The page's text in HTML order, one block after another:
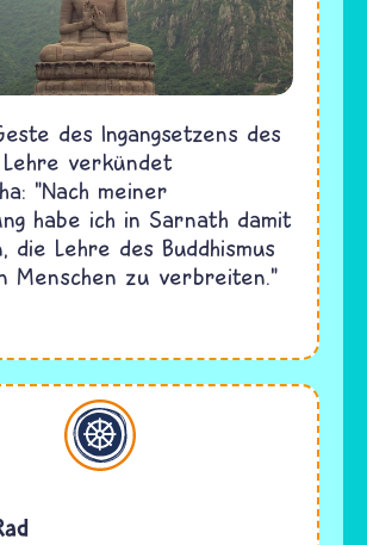
des Ingangsetzens des
Lehre verkündet
"Nach meiner
habe ich in Sarnath damit
die Lehre des Buddhismus
Menschen zu verbreiten."